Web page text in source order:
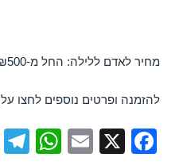
מחיר לאדם ללילה: החל מ-₪500
להזמנה ופרטים נוספים לחצו על
F
X
E
W